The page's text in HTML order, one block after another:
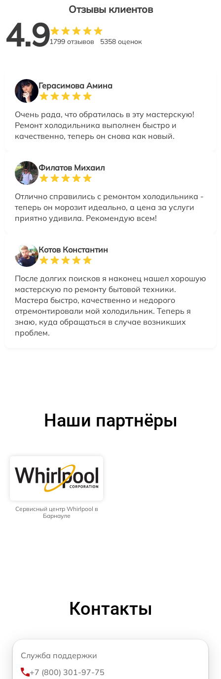
Отзывы клиентов
4.91799 отзывов 5358 оценок
Герасимова Амина
Очень рада, что обратилась в эту мастерскую!
Ремонт холодильника выполнен быстро и
качественно, теперь он снова как новый.
Филатов Михаил
Отлично справились с ремонтом холодильника -
теперь он морозит идеально, а цена за услуги
приятно удивила. Рекомендую всем!
Котов Константин
После долгих поисков я наконец нашел хорошую
мастерскую по ремонту бытовой техники.
Мастера быстро, качественно и недорого
отремонтировали мой холодильник. Теперь я
знаю, куда обращаться в случае возникших
проблем.
Наши партнёры
Сервисный центр Whirlpool в
Барнауле
Контакты
Служба поддержки
+7 (800) 301-97-75